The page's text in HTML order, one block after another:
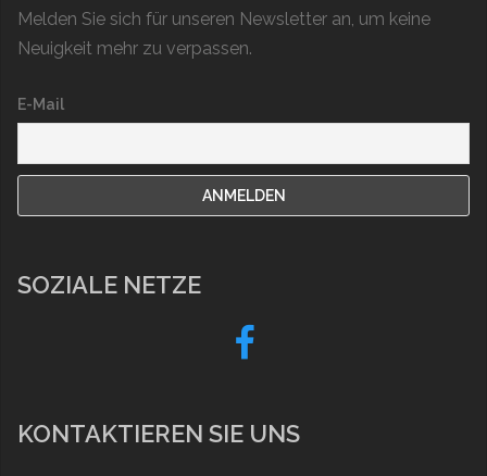
Melden Sie sich für unseren Newsletter an, um keine
Neuigkeit mehr zu verpassen.
E-Mail
SOZIALE NETZE
Fb
KONTAKTIEREN SIE UNS